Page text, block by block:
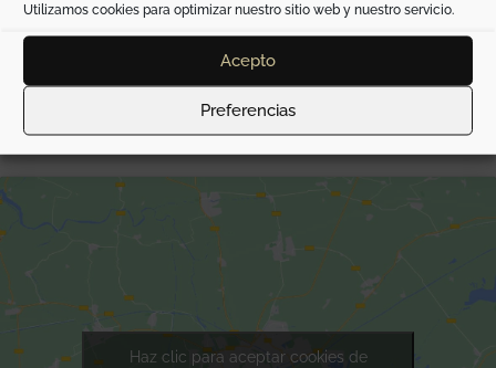
Utilizamos cookies para optimizar nuestro sitio web y nuestro servicio.
Acepto
Preferencias
Haz clic para aceptar cookies de